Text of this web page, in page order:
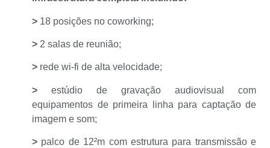
> 18 posições no coworking;
> 2 salas de reunião;
> rede wi-fi de alta velocidade;
> estúdio de gravação audiovisual com
equipamentos de primeira linha para captação de
imagem e som;
> palco de 12²m com estrutura para transmissão e